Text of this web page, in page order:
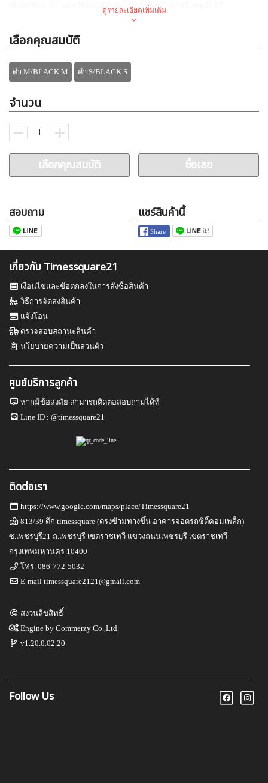
สะโพก /Hip 37"
✅ขายส่งเท่านั้น***ไม่ขายปลีก
✅ขายส่งแบบละ
ตัว
✅
ดูรายละเอียดเพิ่มเติม
เลือกคุณสมบัติ
ดำ M/BLACK M ดำ S/BLACK S
จำนวน
เลือกคุณสมบัติ ซื้อเลย
สอบถาม แชร์สินค้านี้
เกี่ยวกับ Timessquare21
เงื่อนไขและข้อตกลงในการสั่งซื้อสินค้า
วิธีการจัดส่งสินค้า
แจ้งโอน
ตรวจสอบสถานะสินค้า
นโยบายความเป็นส่วนตัว
ศูนย์บริการลูกค้า
หากมีข้อสงสัย สามารถติดต่อสอบถามได้ที่
Line ID :@timessquare21
ติดต่อเรา
https://www.google.com/maps/place/Timessquare21
813/39 ตึก timessquare (ตรงข้ามทางขึ้น อาคารจอดรถซิตี้คอมเพล็ก)
ซ.เพชรบุรี21 ถ.เพชรบุรี เขตราชเทวี แขวงถนนเพชรบุรี เขตราชเทวี
กรุงเทพมหานคร 10400
โทร.086-772-5032
E-mailtimessquare2121@gmail.com
สงวนลิขสิทธิ์
Engine byCommerzy Co.,Ltd.
v1.20.0.02.20
Follow Us